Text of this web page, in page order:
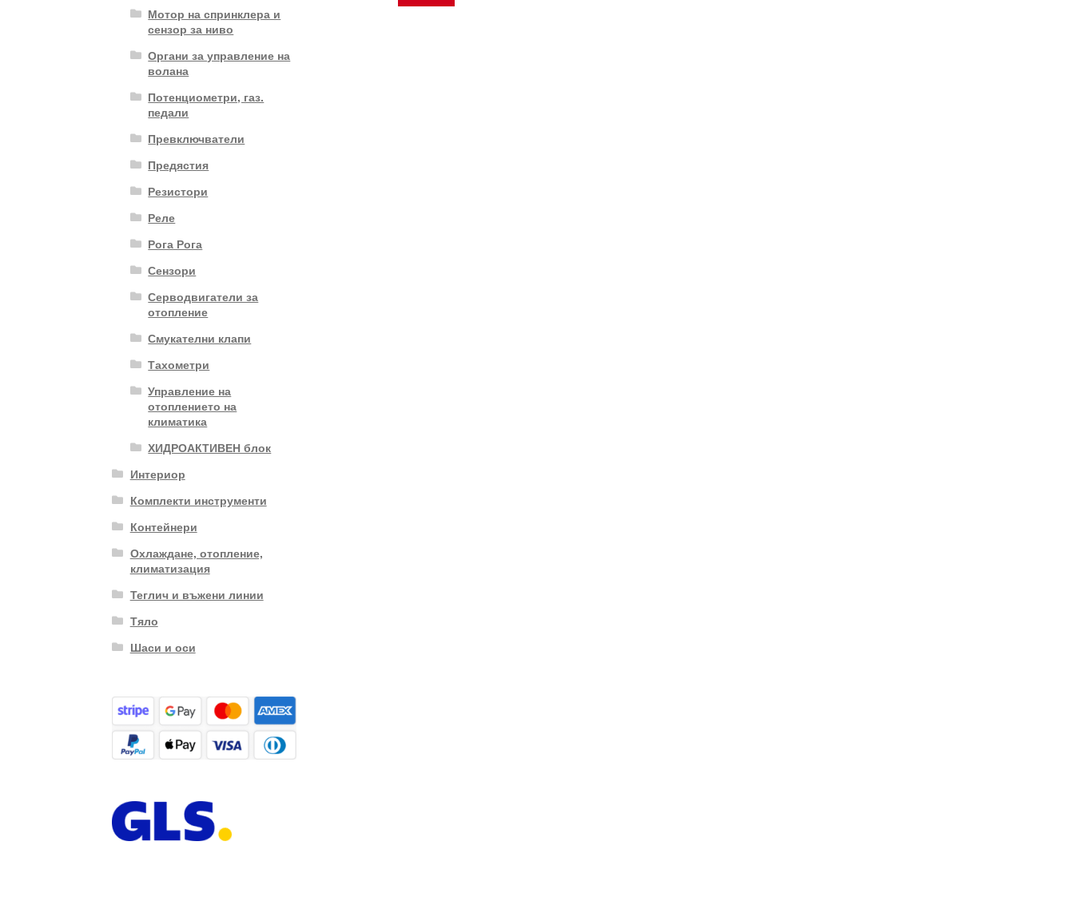
Мотор на спринклера и
сензор за ниво
Органи за управление на
волана
Потенциометри, газ.
педали
Превключватели
Предястия
Резистори
Реле
Рога Рога
Сензори
Серводвигатели за
отопление
Смукателни клапи
Тахометри
Управление на
отоплението на
климатика
ХИДРОАКТИВЕН блок
Интериор
Комплекти инструменти
Контейнери
Охлаждане, отопление,
климатизация
Теглич и въжени линии
Тяло
Шаси и оси